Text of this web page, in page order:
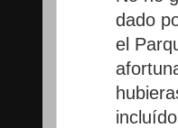
dado
el